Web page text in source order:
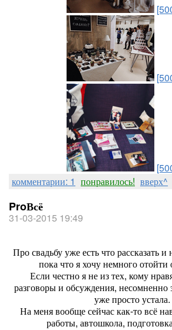
комментарии: 1 понравилось! вверх^
ProВсё
31-03-2015 19:49
Про свадьбу уже есть что рассказать
пока что я хочу немного отойти
Если честно я не из тех, кому
разговоры и обсуждения, несомненно
уже просто устала.
На меня вообще сейчас как-то всё
работы, автошкола,